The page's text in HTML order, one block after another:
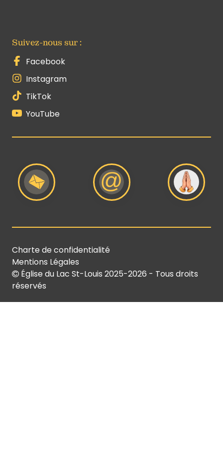
Suivez-nous sur :
Facebook
Instagram
TikTok
YouTube
Église du Lac St-Louis 2025-2026 - Tous droits
réservés
Charte de confidentialité
Mentions Légales